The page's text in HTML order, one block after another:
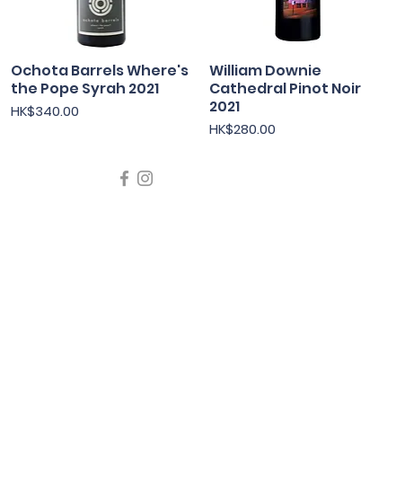
快速瀏覽
Ochota Barrels Where's
the Pope Syrah 2021
價格
HK$340.00
快速瀏覽
William Downie
Cathedral Pinot Noir
2021
價格
HK$280.00